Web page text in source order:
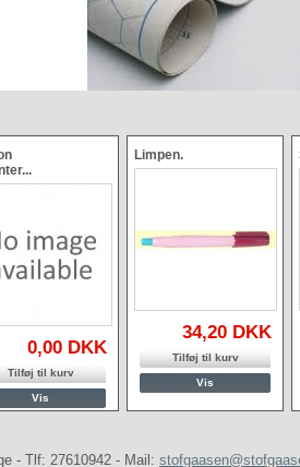
0,00 DKK
Tilføj til kurv
Vis
Limpen.
34,20 DKK
Tilføj til kurv
Vis
- Tlf: 27610942 - Mail: